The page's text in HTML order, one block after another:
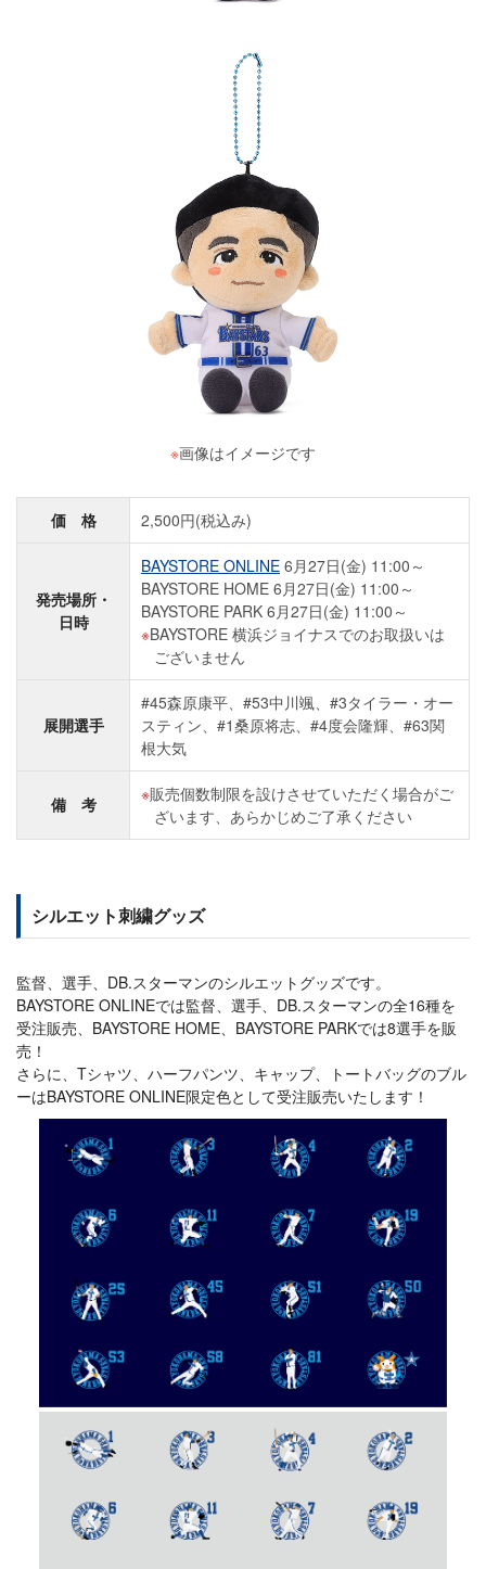
※画像はイメージです
価 格 2,500円(税込み)
発売場所・
日時
BAYSTORE ONLINE 6月27日(金) 11:00～
BAYSTORE HOME 6月27日(金) 11:00～
BAYSTORE PARK 6月27日(金) 11:00～
BAYSTORE 横浜ジョイナスでのお取扱いは
ございません
展開選手
#45森原康平、#53中川颯、#3タイラー・オー
スティン、#1桑原将志、#4度会隆輝、#63関
根大気
備 考
販売個数制限を設けさせていただく場合がご
ざいます、あらかじめご了承ください
シルエット刺繍グッズ
監督、選手、DB.スターマンのシルエットグッズです。
BAYSTORE ONLINEでは監督、選手、DB.スターマンの全16種を
受注販売、BAYSTORE HOME、BAYSTORE PARKでは8選手を販
売！
さらに、Tシャツ、ハーフパンツ、キャップ、トートバッグのブル
ーはBAYSTORE ONLINE限定色として受注販売いたします！